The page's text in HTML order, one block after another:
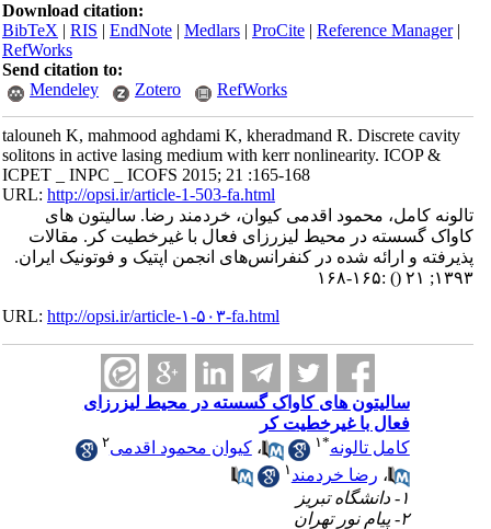
Download citation:
BibTeX|RIS|EndNote|Medlars|ProCite|Reference Manager
RefWorks
Send citation to:
Mendeley
Zotero RefWorks
talouneh K, mahmood aghdami K, kheradmand R. Discrete cavity
solitons in active lasing medium with kerr nonlinearity. ICOP &
ICPET _ INPC _ ICOFS 2015; 21 :165-168
URL:http://opsi.ir/article-1-503-fa.html
تالونه کامل، محمود اقدمی کیوان، خردمند رضا. سالیتون های
کاواک گسسته در محیط لیزرزای فعال با غیرخطیت کر. مقالات
پذیرفته و ارائه شده در کنفرانس‌های انجمن اپتیک و فوتونیک ایران.
۱۳۹۳; ۲۱
() :۱۶۵-۱۶۸
URL:http://opsi.ir/article-۱-۵۰۳-fa.html
سالیتون های کاواک گسسته در محیط لیزرزای
فعال با غیرخطیت کر
کامل تالونه* ۱ ،کیوان محمود اقدمی
،رضا خردمند۱